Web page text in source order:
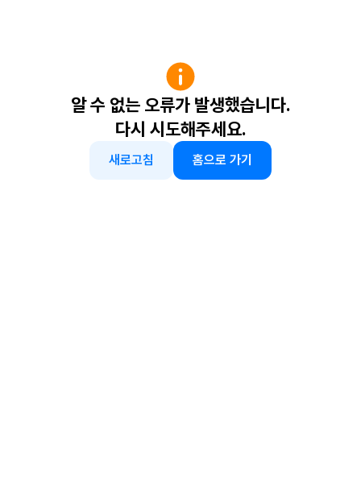
알 수 없는 오류가 발생했습니다.
다시 시도해주세요.
새로고침 홈으로 가기